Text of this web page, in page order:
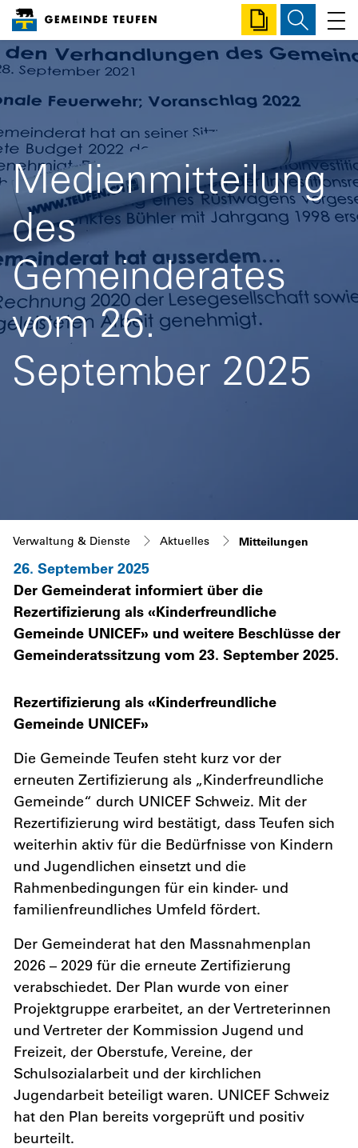
zur Startseite
Direkt zur Hauptnavigation
Direkt zum Inhalt
Direkt zur Suche
Direkt zum Stichwortverzeichnis
Gemeinde Teufen
E-Services
Suche
Verwaltung & Dienste Aktuelles Mitteilungen
Medienmitteilung
des
Gemeinderates
vom 26.
September 2025
26. September 2025
Der Gemeinderat informiert über die
Rezertifizierung als «Kinderfreundliche
Gemeinde UNICEF» und weitere Beschlüsse der
Gemeinderatssitzung vom 23. September 2025.
Rezertifizierung als «Kinderfreundliche
Gemeinde UNICEF»
Die Gemeinde Teufen steht kurz vor der
erneuten Zertifizierung als „Kinderfreundliche
Gemeinde“ durch UNICEF Schweiz. Mit der
Rezertifizierung wird bestätigt, dass Teufen sich
weiterhin aktiv für die Bedürfnisse von Kindern
und Jugendlichen einsetzt und die
Rahmenbedingungen für ein kinder- und
familienfreundliches Umfeld fördert.
Der Gemeinderat hat den Massnahmenplan
2026 – 2029 für die erneute Zertifizierung
verabschiedet. Der Plan wurde von einer
Projektgruppe erarbeitet, an der Vertreterinnen
und Vertreter der Kommission Jugend und
Freizeit, der Oberstufe, Vereine, der
Schulsozialarbeit und der kirchlichen
Jugendarbeit beteiligt waren. UNICEF Schweiz
hat den Plan bereits vorgeprüft und positiv
beurteilt.
Zugehörige Objekte